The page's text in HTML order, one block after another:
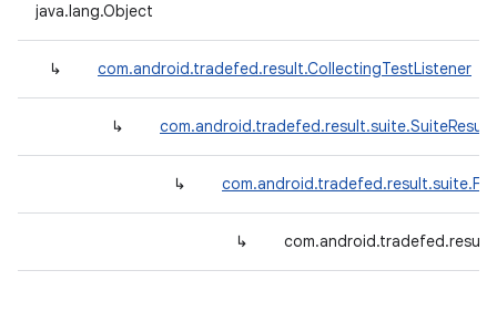
java.lang.Object
↳ com.android.tradefed.result.CollectingTestListener
↳
↳
↳